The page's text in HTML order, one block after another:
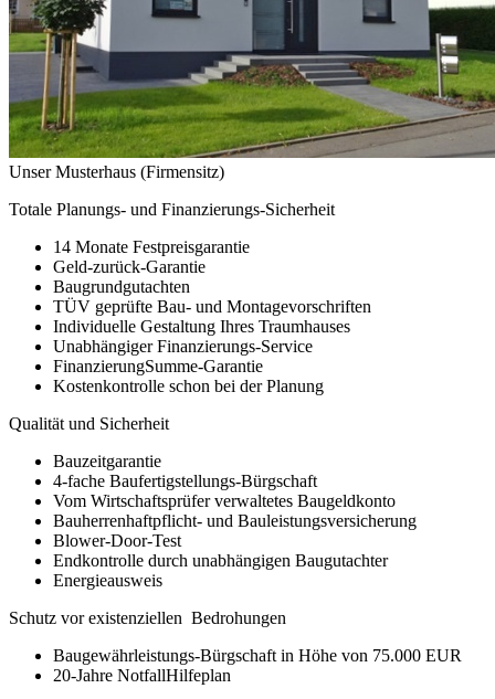
Unser Musterhaus (Firmensitz)
Totale Planungs- und Finanzierungs-Sicherheit
14 Monate Festpreisgarantie
Geld-zurück-Garantie
Baugrundgutachten
TÜV geprüfte Bau- und Montagevorschriften
Individuelle Gestaltung Ihres Traumhauses
Unabhängiger Finanzierungs-Service
FinanzierungSumme-Garantie
Kostenkontrolle schon bei der Planung
Qualität und Sicherheit
Bauzeitgarantie
4-fache Baufertigstellungs-Bürgschaft
Vom Wirtschaftsprüfer verwaltetes Baugeldkonto
Bauherrenhaftpflicht- und Bauleistungsversicherung
Blower-Door-Test
Endkontrolle durch unabhängigen Baugutachter
Energieausweis
Schutz vor existenziellen Bedrohungen
Baugewährleistungs-Bürgschaft in Höhe von 75.000 EUR
20-Jahre NotfallHilfeplan